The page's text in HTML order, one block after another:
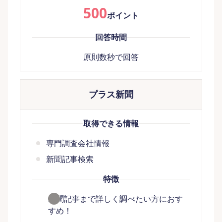
500ポイント
回答時間
原則数秒で回答
プラス新聞
取得できる情報
専門調査会社情報
新聞記事検索
特徴
新聞記事まで詳しく調べたい方におす
すめ！